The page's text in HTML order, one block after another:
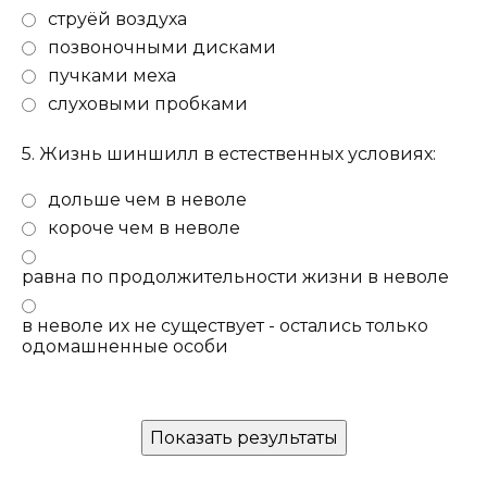
струёй воздуха
позвоночными дисками
пучками меха
слуховыми пробками
5. Жизнь шиншилл в естественных условиях:
дольше чем в неволе
короче чем в неволе
равна по продолжительности жизни в неволе
в неволе их не существует - остались только
одомашненные особи